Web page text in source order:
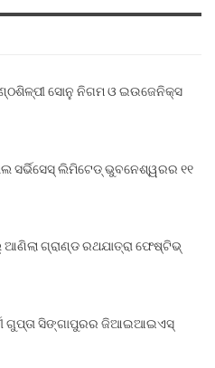
ସୋନୁ ନିଗମ ଓ ଇଉଜେନିକ୍ସ
ସର୍ଭିସେସ୍ ଲିମିଟେଡ୍ ଭୁବନେଶ୍ୱରର ୧୧
ଆଣିଲା ଗ୍ରାଣ୍ଡ ରଥଯାତ୍ରା ଫେଷ୍ଟିଭ୍
ଗୁପ୍ତା ସିଙ୍ଗାପୁରର ଜିଆଇଆଇଏସ୍